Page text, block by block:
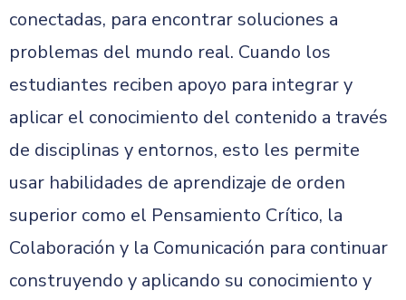
conectadas, para encontrar soluciones a
problemas del mundo real. Cuando los
estudiantes reciben apoyo para integrar y
aplicar el conocimiento del contenido a través
de disciplinas y entornos, esto les permite
usar habilidades de aprendizaje de orden
superior como el Pensamiento Crítico, la
Colaboración y la Comunicación para continuar
construyendo y aplicando su conocimiento y